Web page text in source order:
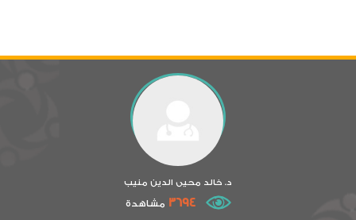
د. خالد محيى الدين منيب
3694 مشاهدة